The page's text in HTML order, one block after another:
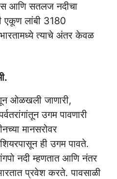
आणि सतलज नदीचा
एकूण लांबी 3180
त्याचे अंतर केवळ
ओळखली जाणारी,
उगम पावणारी
मानसरोवर
ही उगम पावते.
नदी म्हणतात आणि नंतर
प्रवेश करते. पावसाळी